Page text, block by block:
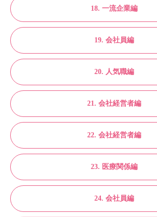
18. 一流企業編
19. 会社員編
20. 人気職編
21. 会社経営者編
22. 会社経営者編
23. 医療関係編
24. 会社員編